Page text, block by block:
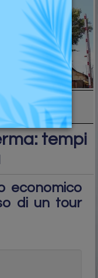
la vendit...
tempi
economico
di un tour